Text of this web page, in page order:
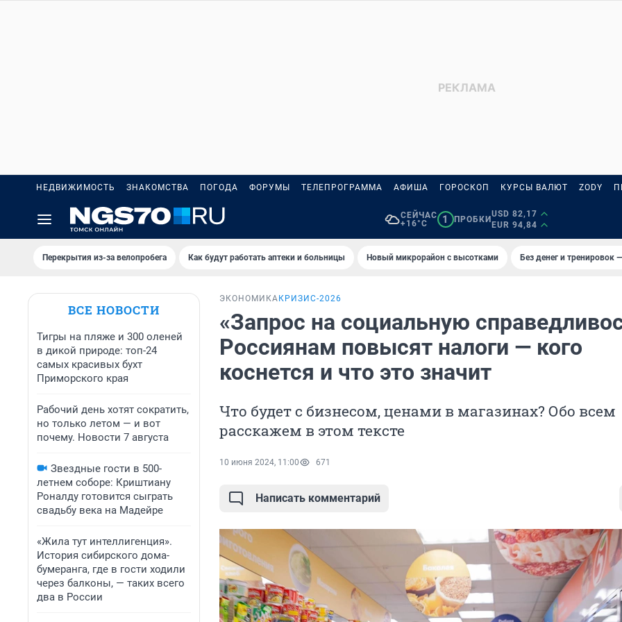
НЕДВИЖИМОСТЬ ЗНАКОМСТВА ПОГОДА ФОРУМЫ ТЕЛЕПРОГРАММА АФИША ГОРОСКОП КУРСЫ ВАЛЮТ ZODY
СЕЙЧАС
+16°C
1 ПРОБКИ
USD 82,17
EUR 94,84
Перекрытия из-за велопробега Как будут работать аптеки и больницы Новый микрорайон с высотками Без денег и тренировок
ВСЕ НОВОСТИ
Тигры на пляже и 300 оленей
в дикой природе: топ-24
самых красивых бухт
Приморского края
Рабочий день хотят сократить,
но только летом — и вот
почему. Новости 7 августа
Звездные гости в 500-
летнем соборе: Криштиану
Роналду готовится сыграть
свадьбу века на Мадейре
«Жила тут интеллигенция».
История сибирского дома-
бумеранга, где в гости ходили
через балконы, — таких всего
два в России
ЭКОНОМИКА КРИЗИС-2026
«Запрос на социальную
Россиянам повысят налоги — кого
коснется и что это значит
Что будет с бизнесом, ценами в магазинах? Обо всем
расскажем в этом тексте
10 июня 2024, 11:00 671
Написать комментарий